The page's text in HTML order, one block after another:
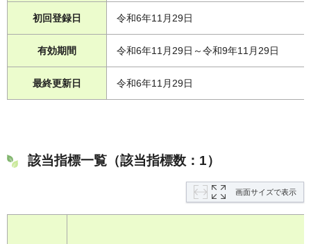
初回登録日 令和6年11月29日
有効期間 令和6年11月29日～令和9年11月29日
最終更新日 令和6年11月29日
該当指標一覧（該当指標数：1）
画面サイズで表示